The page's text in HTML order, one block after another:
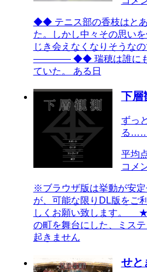
◆◆ テニス部の香枝はと
た。しかし中々その思い
じき会えなくなりそうな
―――― ◆◆ 瑞穂は誰にも
ていた。 ある日
下層
ずっ
る……
平均
コメ
※ブラウザ版は挙動が安
が、可能な限りDL版を
しくお願い致します。
の町を舞台にした、ミス
起きません
せと